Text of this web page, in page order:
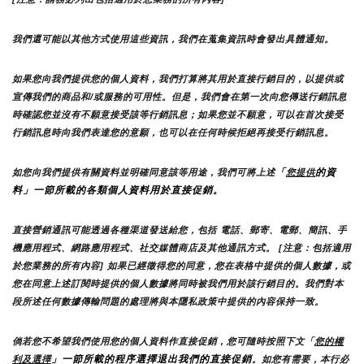
我們還可能以其他方式使用這些資訊，我們在蒐集資訊時會發出具體通知。
如果您向我們提供您的個人資料，我們打算將其用於直接行銷目的，以提供或
宣傳我們的商品和/或服務的可用性。但是，我們會在第一次向您傳送行銷訊息
時確認您並沒有不願意接受該等行銷訊息；如果您並不願意，可以在首次接受
行銷訊息時向我們表達您的意願，也可以在任何時候拒絕再接受行銷訊息。
如您向我們提供有關資料並明確同意該等用途，我們可將上述「 您提供的資
料」一節所載的各類個人資料用於直接促銷。
直接營銷通訊可能透過各種渠道發送給您，包括 電話、郵寄、電郵、簡訊、手
機應用程式、網路應用程式、社交媒體商店及其他通訊方式。 [注意：包括適用
於您業務的所有內容] 如果已經徵得您的同意，您在表格中提供的個人數據，或
您在同意上述訂閱時提供的個人數據將同時被我們用於該行銷目的。我們對本
段所述任何數據傳輸問題的處理將與本隱私政策中提供的內容保持一致。
倘若您不希望我們使用您的個人資料作直接促銷，您可隨時按照下文「您的權
利及選擇」一節所載的程序選擇退出我們的直接促銷。如您有需要，本行必